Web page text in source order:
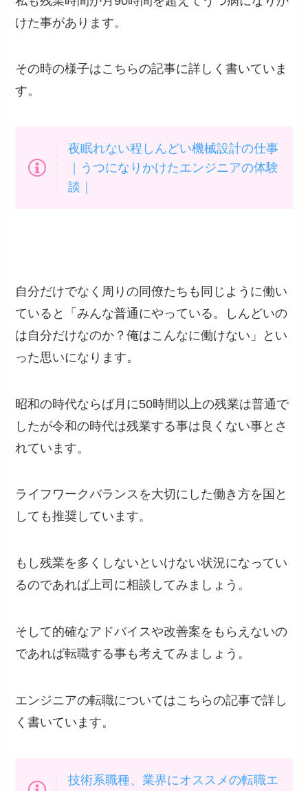
けた事があります。
その時の様子はこちらの記事に詳しく書いていま
す。
夜眠れない程しんどい機械設計の仕事
｜うつになりかけたエンジニアの体験
談｜
自分だけでなく周りの同僚たちも同じように働い
ていると
「みんな普通にやっている。しんどいの
は自分だけなのか？俺はこんなに働けない」
とい
った思いになります。
昭和の時代ならば月に50時間以上の残業は普通で
したが令和の時代は残業する事は良くない事とさ
れています。
ライフワークバランスを大切にした働き方を国と
しても推奨しています。
もし残業を多くしないといけない状況になってい
るのであれば上司に相談してみましょう。
そして的確なアドバイスや改善案をもらえないの
であれば転職する事も考えてみましょう。
エンジニアの転職についてはこちらの記事で詳し
く書いています。
技術系職種、業界にオススメの転職エ